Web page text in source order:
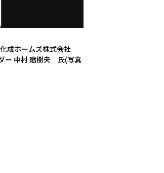
成ホームズ株式会社
ー 中村 磨樹央 氏(写真